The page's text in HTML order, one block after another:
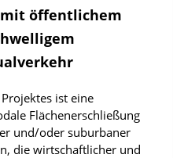
öffentlichem
ist eine
Flächenerschließung
und/oder suburbaner
die wirtschaftlicher und